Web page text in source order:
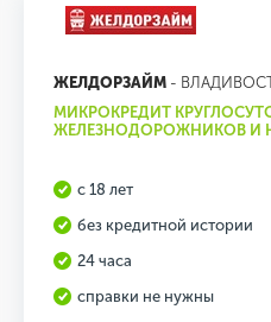
ЖЕЛДОРЗАЙМ -
МИКРОКРЕДИТ
ЖЕЛЕЗНОДОРОЖНИКОВ И
с 18 лет
без кредитной истории
24 часа
справки не нужны